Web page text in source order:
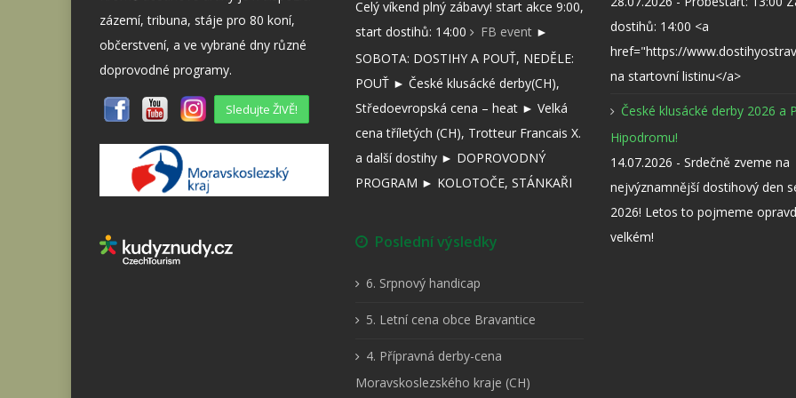
zázemí, tribuna, stáje pro 80 koní,
občerstvení, a ve vybrané dny různé
doprovodné programy.
Sledujte ŽIVĚ!
Celý víkend plný zábavy! start akce 9:00,
start dostihů: 14:00
FB event►
SOBOTA: DOSTIHY A POUŤ, NEDĚLE:
POUŤ ► České klusácké derby(CH),
Středoevropská cena – heat ► Velká
cena tříletých (CH), Trotteur Francais X.
a další dostihy ► DOPROVODNÝ
PROGRAM ► KOLOTOČE, STÁNKAŘI
Poslední výsledky
6. Srpnový handicap
5. Letní cena obce Bravantice
4. Přípravná derby-cena
Moravskoslezského kraje (CH)
dostihů: 14:00 <a
href="https://
na startovní listinu</a>
České klusácké derby 2026 a
Hipodromu!
14.07.2026 - Srdečně zveme na
nejvýznamnější dostihový den
2026! Letos to pojmeme
velkém!